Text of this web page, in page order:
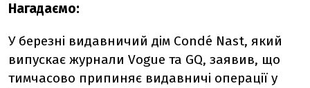
Нагадаємо:
У березні видавничий дім Condé Nast, який
випускає журнали Vogue та GQ, заявив, що
тимчасово припиняє видавничі операції у